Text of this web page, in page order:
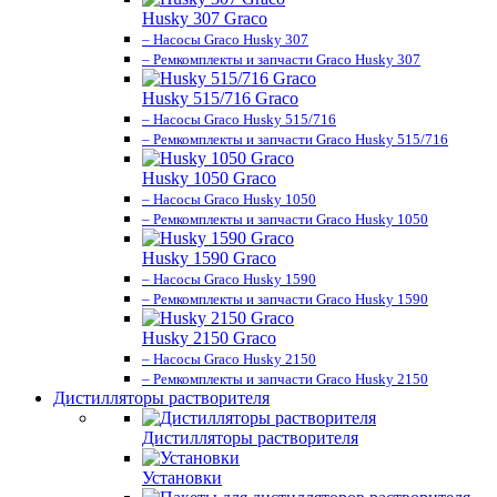
Husky 307 Graco
– Насосы Graco Husky 307
– Ремкомплекты и запчасти Graco Husky 307
Husky 515/716 Graco
– Насосы Graco Husky 515/716
– Ремкомплекты и запчасти Graco Husky 515/716
Husky 1050 Graco
– Насосы Graco Husky 1050
– Ремкомплекты и запчасти Graco Husky 1050
Husky 1590 Graco
– Насосы Graco Husky 1590
– Ремкомплекты и запчасти Graco Husky 1590
Husky 2150 Graco
– Насосы Graco Husky 2150
– Ремкомплекты и запчасти Graco Husky 2150
Дистилляторы растворителя
Дистилляторы растворителя
Установки